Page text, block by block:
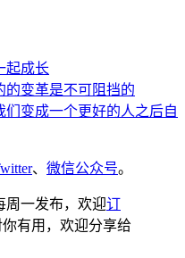
起成长
的变革是不可阻挡的
们变成一个更好的人之后自
、 微信公众号。
周一发布，欢迎订
有用，欢迎分享给